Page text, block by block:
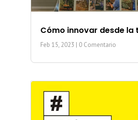
Cómo innovar desde la
Feb 15, 2023 | 0 Comentario